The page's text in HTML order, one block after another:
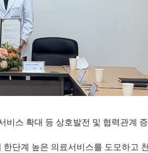
스 확대 등 상호발전 및 협력관계
단계 높은 의료서비스를 도모하고